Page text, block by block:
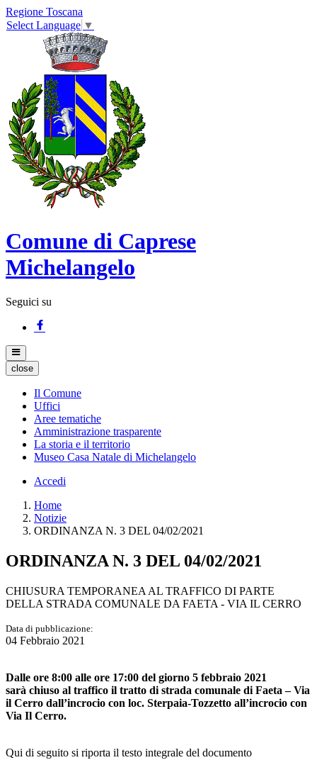
Regione Toscana
Select Language ▼
Comune di Caprese
Michelangelo
Seguici su
close
Il Comune
Uffici
Aree tematiche
Amministrazione trasparente
La storia e il territorio
Museo Casa Natale di Michelangelo
Accedi
Home
Notizie
ORDINANZA N. 3 DEL 04/02/2021
ORDINANZA N. 3 DEL 04/02/2021
CHIUSURA TEMPORANEA AL TRAFFICO DI PARTE
DELLA STRADA COMUNALE DA FAETA - VIA IL CERRO
Data di pubblicazione:
04 Febbraio 2021
Dalle ore 8:00 alle ore 17:00 del giorno 5 febbraio 2021
sarà chiuso al traffico il tratto di strada comunale di Faeta – Via
il Cerro dall’incrocio con loc. Sterpaia-Tozzetto all’incrocio con
Via Il Cerro.
Qui di seguito si riporta il testo integrale del documento